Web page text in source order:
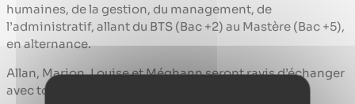
humaines, de la gestion, du management, de
l’administratif, allant du BTS (Bac +2) au Mastère (Bac +5),
en alternance.
Allan, Marion, Louise et Méghann seront ravis d’échanger
avec toi pour te guider dans ton projet.